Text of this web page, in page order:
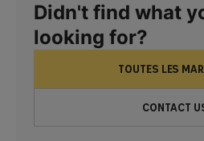
Didn't find what
looking for?
TOUTES LES
CONTACT